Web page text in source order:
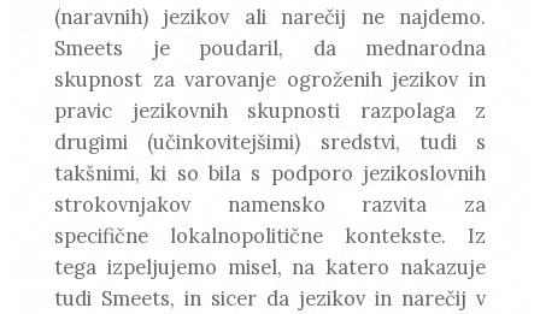
(naravnih) jezikov ali narečij ne najdemo.
Smeets je poudaril, da mednarodna
skupnost za varovanje ogroženih jezikov in
pravic jezikovnih skupnosti razpolaga z
drugimi (učinkovitejšimi) sredstvi, tudi s
takšnimi, ki so bila s podporo jezikoslovnih
strokovnjakov namensko razvita za
specifične lokalnopolitične kontekste. Iz
tega izpeljujemo misel, na katero nakazuje
tudi Smeets, in sicer da jezikov in narečij v